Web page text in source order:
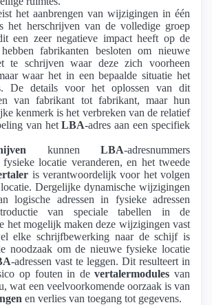
het aanbrengen van wijzigingen in één
het herschrijven van de volledige groep
een zeer negatieve impact heeft op de
hebben fabrikanten besloten om nieuwe
te schrijven waar deze zich voorheen
waar het in een bepaalde situatie het
De details voor het oplossen van dit
van fabrikant tot fabrikant, maar hun
kenmerk is het verbreken van de relatief
van hetLBA-adres aan een specifiek
kunnenLBA-adresnummers
locatie veranderen, en het tweede
is verantwoordelijk voor het volgen
Dergelijke dynamische wijzigingen
logische adressen in fysieke adressen
van speciale tabellen in de
het mogelijk maken deze wijzigingen vast
elke schrijfbewerking naar de schijf is
noodzaak om de nieuwe fysieke locatie
-adressen vast te leggen. Dit resulteert in
op fouten in devertalermodules van
wat een veelvoorkomende oorzaak is van
en verlies van toegang tot gegevens.